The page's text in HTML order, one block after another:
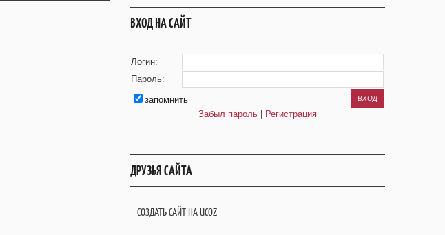
ВХОД НА САЙТ
Логин:
Пароль:
запомнить
Забыл пароль
Регистрация
ДРУЗЬЯ САЙТА
СОЗДАТЬ САЙТ НА UCOZ